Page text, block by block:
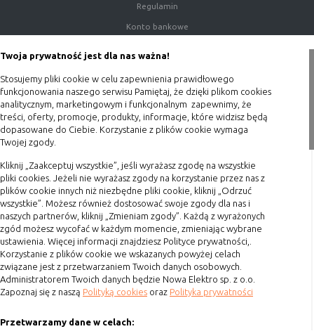
Twoja prywatność jest dla nas ważna!
Stosujemy pliki cookie w celu zapewnienia prawidłowego
funkcjonowania naszego serwisu Pamiętaj, że dzięki plikom cookies
analitycznym, marketingowym i funkcjonalnym zapewnimy, że
treści, oferty, promocje, produkty, informacje, które widzisz będą
dopasowane do Ciebie. Korzystanie z plików cookie wymaga
Twojej zgody.
Kliknij „Zaakceptuj wszystkie”, jeśli wyrażasz zgodę na wszystkie
pliki cookies. Jeżeli nie wyrażasz zgody na korzystanie przez nas z
plików cookie innych niż niezbędne pliki cookie, kliknij „Odrzuć
wszystkie”. Możesz również dostosować swoje zgody dla nas i
naszych partnerów, kliknij „Zmieniam zgody”. Każdą z wyrażonych
zgód możesz wycofać w każdym momencie, zmieniając wybrane
ustawienia. Więcej informacji znajdziesz Polityce prywatności,.
Korzystanie z plików cookie we wskazanych powyżej celach
związane jest z przetwarzaniem Twoich danych osobowych.
Administratorem Twoich danych będzie Nowa Elektro sp. z o.o.
Zapoznaj się z naszą Polityką cookies oraz Polityka prywatności
Przetwarzamy dane w celach:
cookie)
właściciela witryny jaka została
odwiedzona
Cookie
zewnętrzne
(third-party
cookie)
cookie umieszczone przez zewnętrzne
podmioty, których komponenty stron
zostały wywołane przez właściciela
witryny
Uwaga:cookie mogą być wywołane przez administratora
za pomocą skryptów, komponentów, które znajdują się na
serwerach partnera, umiejscowionych w innej lokalizacji –
innym kraju lub nawet zupełnie innym systemie prawnym.
W przypadku wywołania przez administratora witryny
komponentów serwisu pochodzących spoza systemu
administratora mogą obowiązywać inne standardowe
zasady polityki cookies niż polityka prywatności / cookies
administratora witryny.
D. Ze względu na cel jakiemu służą:
Rodzaj
Regulamin
Konto bankowe
Blog
Zakupy
Terminy realizacji
Koszty przesyłki
Dostawa
Reklamacje
Zwrot towaru
Kontakt
Szybki kontakt